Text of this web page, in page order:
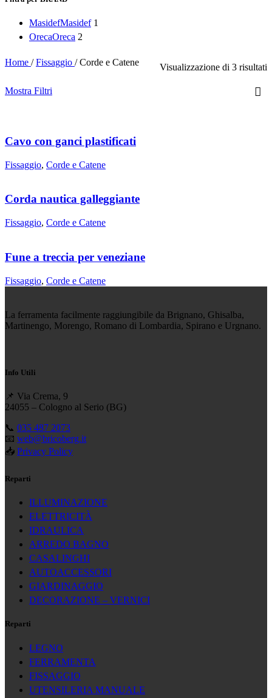
MasidefMasidef 1
OrecaOreca 2
Home / Fissaggio / Corde e Catene Visualizzazione di 3 risultati
Mostra Filtri
Cavo con ganci plastificati
Fissaggio, Corde e Catene
Corda nautica galleggiante
Fissaggio, Corde e Catene
Fune a treccia per veneziane
Fissaggio, Corde e Catene
La ferramenta facilmente raggiungibile da Brignano, Ghisalba,
Martinengo, Morengo, Romano di Lombardia, Spirano e Urgnano.
Info Utili
📌 Via Crema, 9
24055 – Cologno al Serio (BG)
📞 035 487 2073
📧 web@bricoberg.it
📥 Privacy Policy
Reparti
ILLUMINAZIONE
ELETTRICITÀ
IDRAULICA
ARREDO BAGNO
CASALINGHI
AUTOACCESSORI
GIARDINAGGIO
DECORAZIONE – VERNICI
Reparti
LEGNO
FERRAMENTA
FISSAGGIO
UTENSILERIA MANUALE